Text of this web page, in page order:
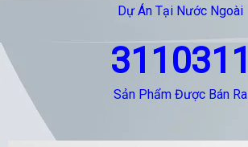
Dự Án Tại Nước Ngoài
3110311
Sản Phẩm Được Bán Ra